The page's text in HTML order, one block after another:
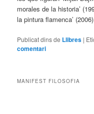
morales de la historia’
la pintura flamenca’
Publicat dins de Llibres |
comentari
MANIFEST FILOSOFIA